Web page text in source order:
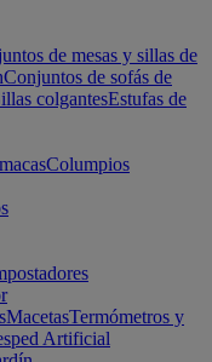
de mesas y sillas de
Conjuntos de sofás de
colgantesEstufas de
Columpios
MacetasTermómetros y
Artificial